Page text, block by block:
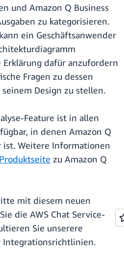
und Amazon Q Business
zu kategorisieren.
ein Geschäftsanwender
dafür anzufordern
Fragen zu dessen
Design zu stellen.
Feature ist in allen
in denen Amazon Q
ist. Weitere Informationen
Produktseite zu Amazon Q
mit diesem neuen
die AWS Chat Service-
Sie unserere
Integrationsrichtlinien.